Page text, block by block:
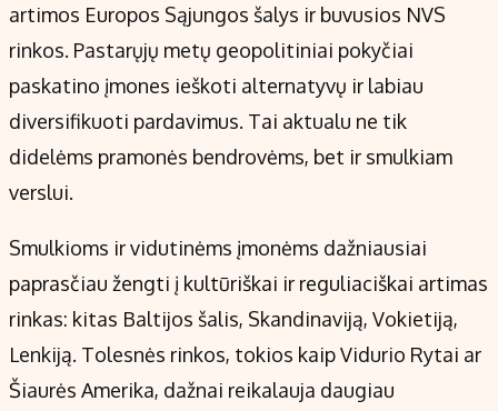
artimos Europos Sąjungos šalys ir buvusios NVS
rinkos. Pastarųjų metų geopolitiniai pokyčiai
paskatino įmones ieškoti alternatyvų ir labiau
diversifikuoti pardavimus. Tai aktualu ne tik
didelėms pramonės bendrovėms, bet ir smulkiam
verslui.
Smulkioms ir vidutinėms įmonėms dažniausiai
paprasčiau žengti į kultūriškai ir reguliaciškai artimas
rinkas: kitas Baltijos šalis, Skandinaviją, Vokietiją,
Lenkiją. Tolesnės rinkos, tokios kaip Vidurio Rytai ar
Šiaurės Amerika, dažnai reikalauja daugiau